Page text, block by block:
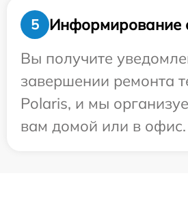
5
Информирование
Вы получите
завершении ремонта
Polaris, и мы
вам домой или в офис.